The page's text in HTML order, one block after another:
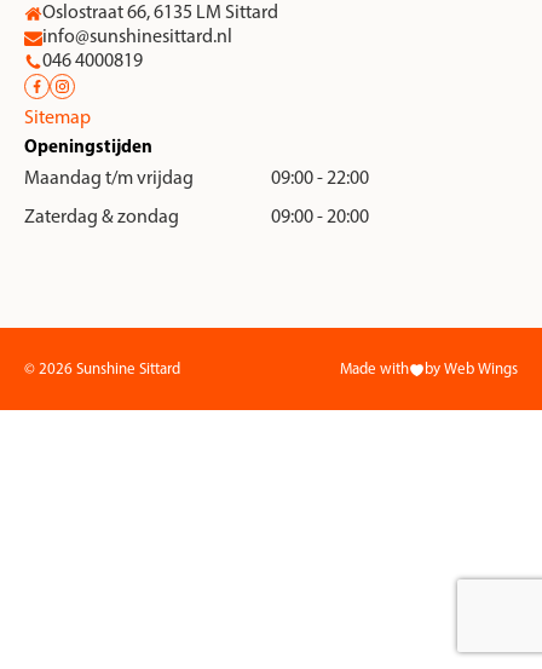
Oslostraat 66, 6135 LM Sittard
info@sunshinesittard.nl
046 4000819
Sitemap
Openingstijden
Maandag t/m vrijdag
Zaterdag & zondag
09:00 - 22:00
09:00 - 20:00
© 2026 Sunshine Sittard Made with by Web Wings